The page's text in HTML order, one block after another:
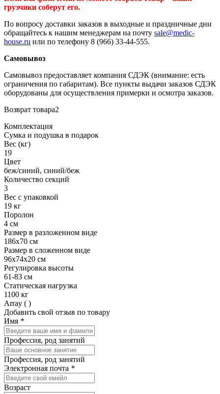
грузчики соберут его.
По вопросу доставки заказов в выходные и праздничные дни
обращайтесь к нашим менеджерам на почту sale@medic-
house.ru или по телефону 8 (966) 33-44-555.
Самовывоз
Самовывоз предоставляет компания СДЭК (внимание: есть
ограничения по габаритам). Все пункты выдачи заказов СДЭК
оборудованы для осуществления примерки и осмотра заказов.
Возврат товара2
Комплектация
Сумка и подушка в подарок
Вес (кг)
19
Цвет
беж/синий, синий/беж
Количество секций
3
Вес с упаковкой
19 кг
Поролон
4 см
Размер в разложенном виде
186х70 см
Размер в сложенном виде
96х74х20 см
Регулировка высоты
61-83 см
Статическая нагрузка
1100 кг
Array ( )
Добавить свой отзыв по товару
Имя *
Профессия, род занятий
Профессия, род занятий
Электронная почта *
Возраст